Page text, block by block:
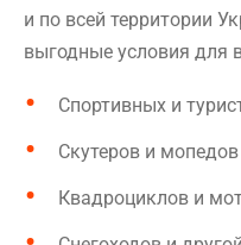
и по всей территории
выгодные условия для
Спортивных и
Скутеров и мопедов
Квадроциклов и